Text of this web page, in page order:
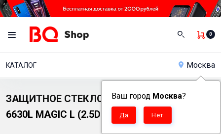
0
КАТАЛОГ Москва
Ваш город Москва?
ЗАЩИТНОЕ СТЕКЛО ДЛЯ ТЕЛЕФОНА BQ
6630L MAGIC L (2.5D FG ЧЕРНАЯ РАМКА)